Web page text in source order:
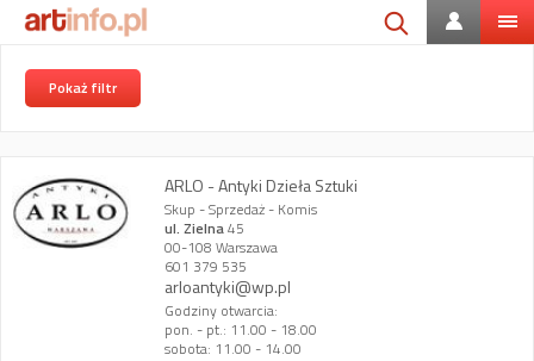
Pokaż filtr
ARLO - Antyki Dzieła Sztuki
Skup - Sprzedaż - Komis
ul. Zielna45
00-108 Warszawa
601 379 535
arloantyki@wp.pl
Godziny otwarcia:
pon. - pt.: 11.00 - 18.00
sobota: 11.00 - 14.00